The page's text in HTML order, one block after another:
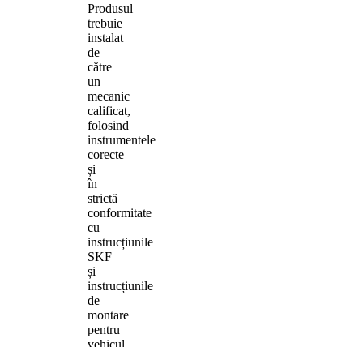
Produsul
trebuie
instalat
de
către
un
mecanic
calificat,
folosind
instrumentele
corecte
și
în
strictă
conformitate
cu
instrucțiunile
SKF
și
instrucțiunile
de
montare
pentru
vehicul.